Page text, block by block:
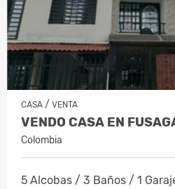
CASA / VENTA
VENDO CASA EN
Colombia
5 Alcobas / 3 Baños / 1